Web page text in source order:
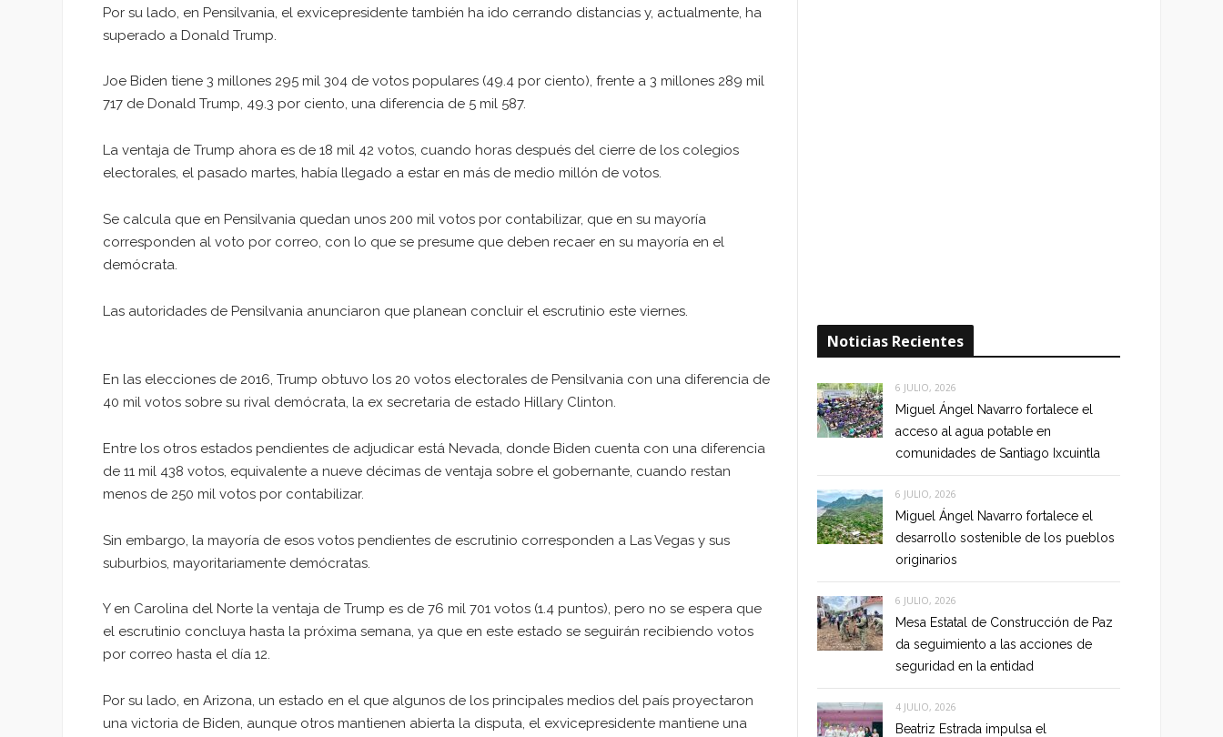
Por su lado, en Pensilvania, el exvicepresidente también ha ido cerrando distancias y, actualmente, ha
superado a Donald Trump.
Joe Biden tiene 3 millones 295 mil 304 de votos populares (49.4 por ciento), frente a 3 millones 289 mil
717 de Donald Trump, 49.3 por ciento, una diferencia de 5 mil 587.
La ventaja de Trump ahora es de 18 mil 42 votos, cuando horas después del cierre de los colegios
electorales, el pasado martes, había llegado a estar en más de medio millón de votos.
Se calcula que en Pensilvania quedan unos 200 mil votos por contabilizar, que en su mayoría
corresponden al voto por correo, con lo que se presume que deben recaer en su mayoría en el
demócrata.
Las autoridades de Pensilvania anunciaron que planean concluir el escrutinio este viernes.
En las elecciones de 2016, Trump obtuvo los 20 votos electorales de Pensilvania con una diferencia de
40 mil votos sobre su rival demócrata, la ex secretaria de estado Hillary Clinton.
Entre los otros estados pendientes de adjudicar está Nevada, donde Biden cuenta con una diferencia
de 11 mil 438 votos, equivalente a nueve décimas de ventaja sobre el gobernante, cuando restan
menos de 250 mil votos por contabilizar.
Sin embargo, la mayoría de esos votos pendientes de escrutinio corresponden a Las Vegas y sus
suburbios, mayoritariamente demócratas.
Y en Carolina del Norte la ventaja de Trump es de 76 mil 701 votos (1.4 puntos), pero no se espera que
el escrutinio concluya hasta la próxima semana, ya que en este estado se seguirán recibiendo votos
por correo hasta el día 12.
Por su lado, en Arizona, un estado en el que algunos de los principales medios del país proyectaron
una victoria de Biden, aunque otros mantienen abierta la disputa, el exvicepresidente mantiene una
Noticias Recientes
6 JULIO, 2026
Miguel Ángel Navarro fortalece el
acceso al agua potable en
comunidades de Santiago Ixcuintla
6 JULIO, 2026
Miguel Ángel Navarro fortalece el
desarrollo sostenible de los pueblos
originarios
6 JULIO, 2026
Mesa Estatal de Construcción de Paz
da seguimiento a las acciones de
seguridad en la entidad
4 JULIO, 2026
Beatriz Estrada impulsa el